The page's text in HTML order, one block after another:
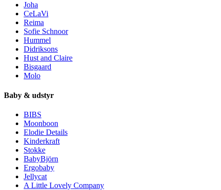
Joha
CeLaVi
Reima
Sofie Schnoor
Hummel
Didriksons
Hust and Claire
Bisgaard
Molo
Baby & udstyr
BIBS
Moonboon
Elodie Details
Kinderkraft
Stokke
BabyBjörn
Ergobaby
Jellycat
A Little Lovely Company